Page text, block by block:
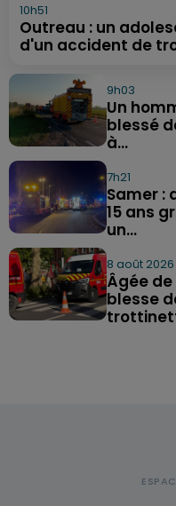
10h51
Outreau : un
d'un accident de
9h03
Un
blessé
à...
7h21
Samer :
15 ans
un...
8 août 2026
Âgée
blesse